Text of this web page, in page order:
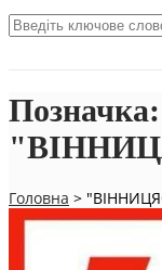
Позначка:
Головна >